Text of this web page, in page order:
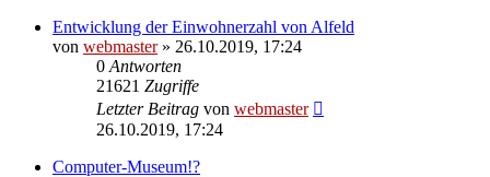
Entwicklung der Einwohnerzahl von Alfeld
von webmaster» 26.10.2019, 17:24
0 Antworten
21621 Zugriffe
Letzter Beitrag von webmaster
26.10.2019, 17:24
Computer-Museum!?